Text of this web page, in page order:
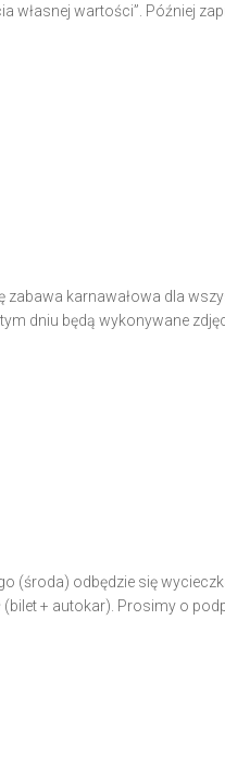
własnej wartości”. Później
zabawa karnawałowa dla
dniu będą wykonywane
(środa) odbędzie się
+ autokar). Prosimy o